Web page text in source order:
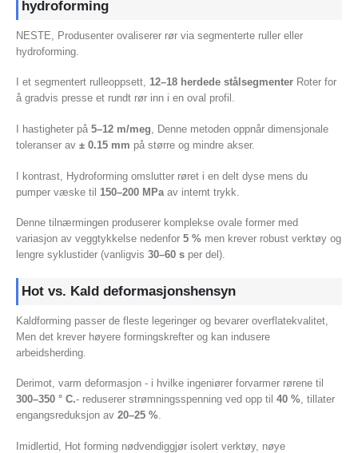
hydroforming
NESTE, Produsenter ovaliserer rør via segmenterte ruller eller
hydroforming.
I et segmentert rulleoppsett, 12–18 herdede stålsegmenter Roter for
å gradvis presse et rundt rør inn i en oval profil.
I hastigheter på 5–12 m/meg , Denne metoden oppnår dimensjonale
toleranser av ± 0.15 mm på større og mindre akser.
I kontrast, Hydroforming omslutter røret i en delt dyse mens du
pumper væske til 150–200 MPa av internt trykk.
Denne tilnærmingen produserer komplekse ovale former med
variasjon av veggtykkelse nedenfor 5 % men krever robust verktøy og
lengre syklustider (vanligvis 30–60 s per del).
Hot vs. Kald deformasjonshensyn
Kaldforming passer de fleste legeringer og bevarer overflatekvalitet,
Men det krever høyere formingskrefter og kan indusere
arbeidsherding.
Derimot, varm deformasjon - i hvilke ingeniører forvarmer rørene til
300–350 ° C.- reduserer strømningsspenning ved opp til 40 %, tillater
engangsreduksjon av 20–25 %.
Imidlertid, Hot forming nødvendiggjør isolert verktøy, nøye